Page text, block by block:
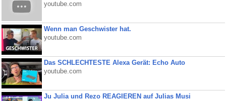
youtube.com
Wenn man Geschwister hat.
youtube.com
Das SCHLECHTESTE Alexa Gerät: Echo Auto
youtube.com
Ju Julia und Rezo REAGIEREN auf Julias Musi